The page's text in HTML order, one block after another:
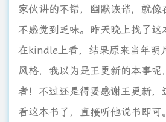
家伙讲的不错，幽默诙谐，就像
不感觉到乏味。昨天晚上找了这
在kindle上看，结果原来当年明
风格，我以为是王更新的本事呢
者！不过还是得要感谢王更新，
看这本书了，直接听他说书即可。